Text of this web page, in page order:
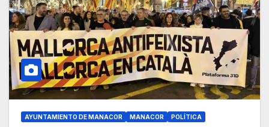
AYUNTAMIENTO DE MANACOR MANACOR POLÍTICA